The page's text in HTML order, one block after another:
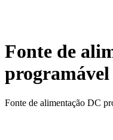
Fonte de
Fonte de alimentação DC